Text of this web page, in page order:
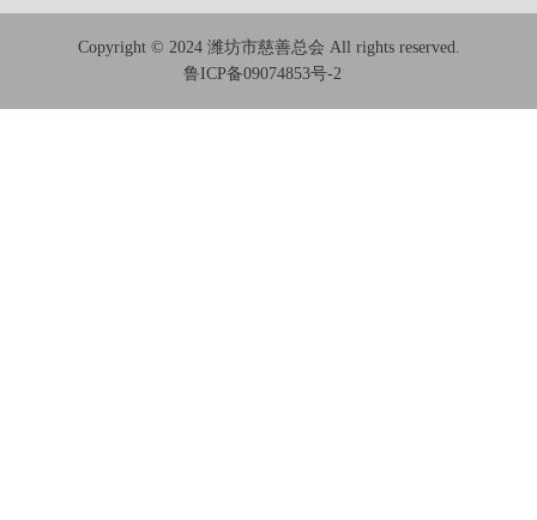
Copyright © 2024 潍坊市慈善总会 All rights reserved.
鲁ICP备09074853号-2